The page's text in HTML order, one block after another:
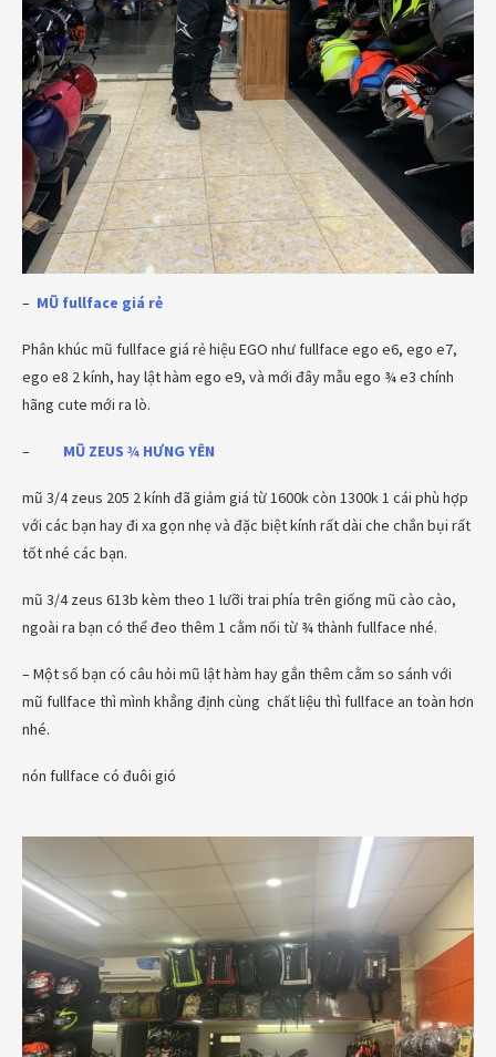
– MŨ fullface giá rẻ
Phân khúc mũ fullface giá rẻ hiệu EGO như fullface ego e6, ego e7,
ego e8 2 kính, hay lật hàm ego e9, và mới đây mẫu ego ¾ e3 chính
hãng cute mới ra lò.
– MŨ ZEUS ¾ HƯNG YÊN
mũ 3/4 zeus 205 2 kính đã giảm giá từ 1600k còn 1300k 1 cái phù hợp
với các bạn hay đi xa gọn nhẹ và đặc biệt kính rất dài che chắn bụi rất
tốt nhé các bạn.
mũ 3/4 zeus 613b kèm theo 1 lưỡi trai phía trên giống mũ cào cào,
ngoài ra bạn có thể đeo thêm 1 cằm nối từ ¾ thành fullface nhé.
– Một số bạn có câu hỏi mũ lật hàm hay gắn thêm cằm so sánh với
mũ fullface thì mình khẳng định cùng chất liệu thì fullface an toàn hơn
nhé.
nón fullface có đuôi gió